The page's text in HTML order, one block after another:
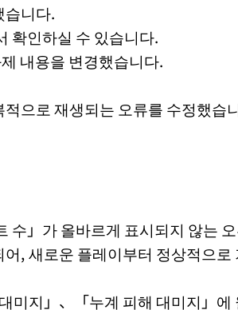
습니다.
확인하실 수 있습니다.
내용을 변경했습니다.
으로 재생되는 오류를 수정했습
수」가 올바르게 표시되지 않는
, 새로운 플레이부터 정상적으로
미지」、「누계 피해 대미지」